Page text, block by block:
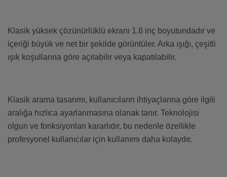
Klasik yüksek çözünürlüklü ekranı 1.8 inç boyutundadır ve
içeriği büyük ve net bir şekilde görüntüler. Arka ışığı, çeşitli
ışık koşullarına göre açılabilir veya kapatılabilir.
Klasik arama tasarımı, kullanıcıların ihtiyaçlarına göre ilgili
aralığa hızlıca ayarlanmasına olanak tanır. Teknolojisi
olgun ve fonksiyonları kararlıdır, bu nedenle özellikle
profesyonel kullanıcılar için kullanımı daha kolaydır.